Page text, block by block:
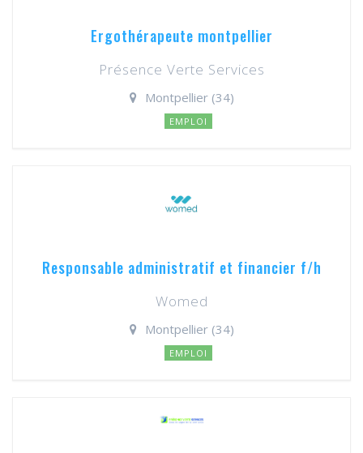
Ergothérapeute montpellier
Présence Verte Services
Montpellier (34)
EMPLOI
Responsable administratif et financier f/h
Womed
Montpellier (34)
EMPLOI